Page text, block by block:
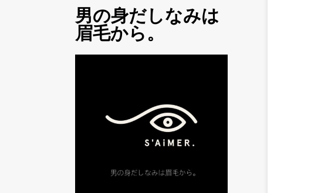
男の身だしなみは
眉毛から。